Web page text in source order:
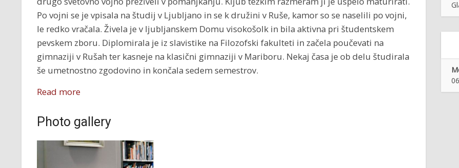
Po vojni se je vpisala na študij v Ljubljano in se k družini v Ruše, kamor so se naselili po vojni,
le redko vračala. Živela je v ljubljanskem Domu visokošolk in bila aktivna pri študentskem
pevskem zboru. Diplomirala je iz slavistike na Filozofski fakulteti in začela poučevati na
gimnaziji v Rušah ter kasneje na klasični gimnaziji v Mariboru. Nekaj časa je ob delu študirala
še umetnostno zgodovino in končala sedem semestrov.
Read more
Photo gallery